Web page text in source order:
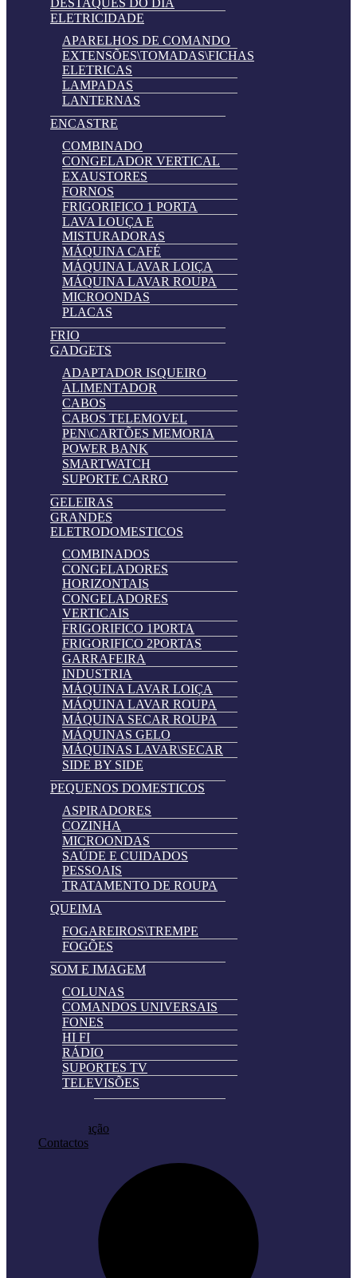
ELETRICIDADE
APARELHOS DE COMANDO
EXTENSÕES\TOMADAS\FICHAS
ELETRICAS
LAMPADAS
LANTERNAS
ENCASTRE
COMBINADO
CONGELADOR VERTICAL
EXAUSTORES
FORNOS
FRIGORIFICO 1 PORTA
LAVA LOUÇA E
MISTURADORAS
MÁQUINA CAFÉ
MÁQUINA LAVAR LOIÇA
MÁQUINA LAVAR ROUPA
MICROONDAS
PLACAS
FRIO
GADGETS
ADAPTADOR ISQUEIRO
ALIMENTADOR
CABOS
CABOS TELEMOVEL
PEN\CARTÕES MEMORIA
POWER BANK
SMARTWATCH
SUPORTE CARRO
GELEIRAS
GRANDES
ELETRODOMESTICOS
COMBINADOS
CONGELADORES
HORIZONTAIS
CONGELADORES
VERTICAIS
FRIGORIFICO 1PORTA
FRIGORIFICO 2PORTAS
GARRAFEIRA
INDUSTRIA
MÁQUINA LAVAR LOIÇA
MÁQUINA LAVAR ROUPA
MÁQUINA SECAR ROUPA
MÁQUINAS GELO
MÁQUINAS LAVAR\SECAR
SIDE BY SIDE
PEQUENOS DOMESTICOS
ASPIRADORES
COZINHA
MICROONDAS
SAÚDE E CUIDADOS
PESSOAIS
TRATAMENTO DE ROUPA
QUEIMA
FOGAREIROS\TREMPE
FOGÕES
SOM E IMAGEM
COLUNAS
COMANDOS UNIVERSAIS
FONES
HI FI
RÁDIO
SUPORTES TV
TELEVISÕES
Categories
in
Pedir Cotação
Contactos